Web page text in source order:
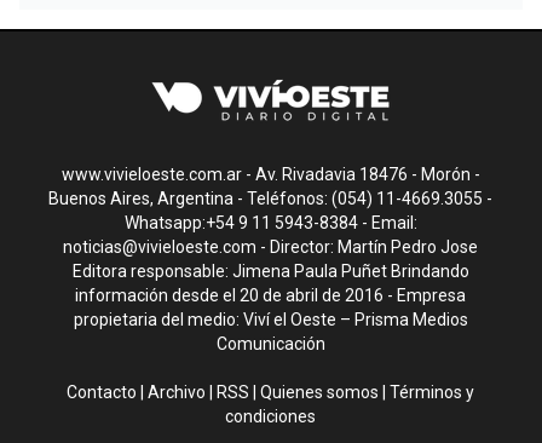
www.vivieloeste.com.ar - Av. Rivadavia 18476 - Morón -
Buenos Aires, Argentina - Teléfonos: (054) 11-4669.3055 -
Whatsapp:+54 9 11 5943-8384 - Email:
noticias@vivieloeste.com - Director: Martín Pedro Jose
Editora responsable: Jimena Paula Puñet Brindando
información desde el 20 de abril de 2016 - Empresa
propietaria del medio: Viví el Oeste – Prisma Medios
Comunicación
Contacto |Archivo RSS |Quienes somos |Términos y
condiciones